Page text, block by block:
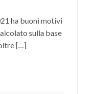
ha buoni motivi
sulla base
[…]